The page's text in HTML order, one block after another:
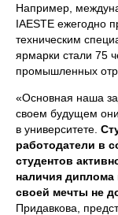
Например,
IAESTE ежегодно
техническим
ярмарки стали 75
промышленных
«Основная наша
своем будущем
в университете.
работодатели в
студентов
наличия диплома
своей мечты не
Придавкова,